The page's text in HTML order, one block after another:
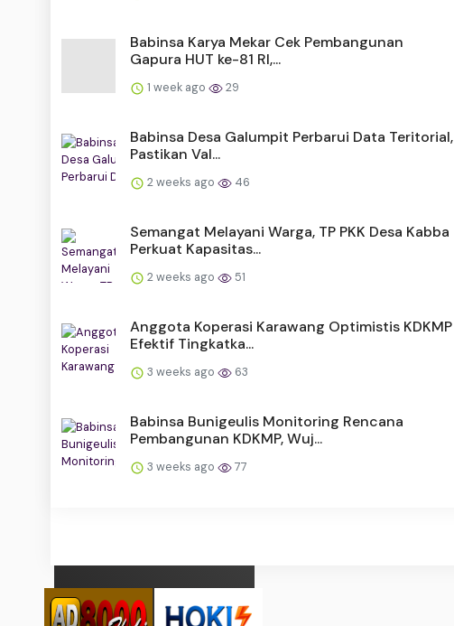
Babinsa Karya Mekar Cek Pembangunan
Gapura HUT ke-81 RI,...
1 week ago 29
Babinsa Desa Galumpit Perbarui Data Teritorial,
Pastikan Val...
2 weeks ago 46
Semangat Melayani Warga, TP PKK Desa Kabba
Perkuat Kapasitas...
2 weeks ago 51
Anggota Koperasi Karawang Optimistis KDKMP
Efektif Tingkatka...
3 weeks ago 63
Babinsa Bunigeulis Monitoring Rencana
Pembangunan KDKMP, Wuj...
3 weeks ago 77